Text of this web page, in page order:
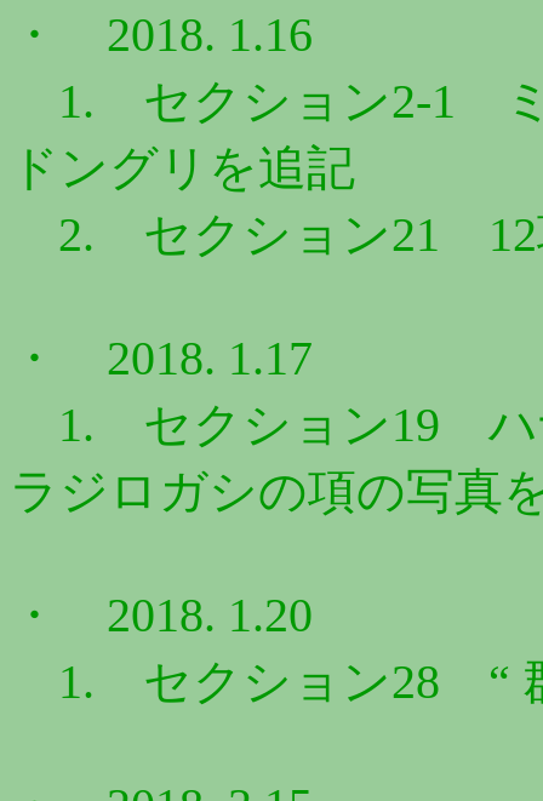
・ 2018. 1.16
1. セクション2-1 ミ
ドングリを追記
2. セクション21 12
・ 2018. 1.17
1. セクション19 ハ
ラジロガシの項の写真
・ 2018. 1.20
1. セクション28 “